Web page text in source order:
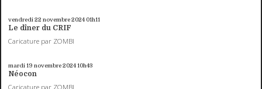
vendredi 22 novembre 2024 01h11
Le dîner du CRIF
Caricature par ZOMBI
mardi 19 novembre 202410h43
Néocon
Caricature par ZOMBI